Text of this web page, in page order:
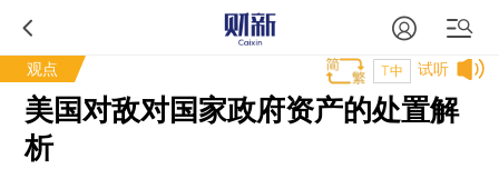
观点 试听
T中
美国对敌对国家政府资产的处置解
析